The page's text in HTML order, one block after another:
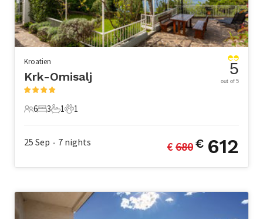
Kroatien
Krk-Omisalj
6 Gäste
6
3 Schlafzimmer
3
1 Badezimmer
1
1 Haustier
1
5
out of 5
25 Sep • 7 nights € 680€ 612